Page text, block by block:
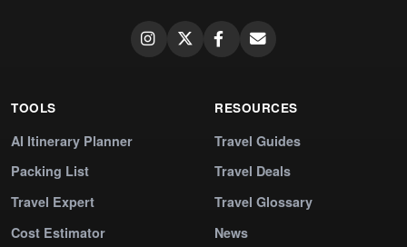
TOOLS
AI Itinerary Planner
Packing List
Travel Expert
Cost Estimator
RESOURCES
Travel Guides
Travel Deals
Travel Glossary
News